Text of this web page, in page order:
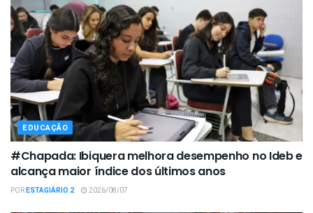
EDUCAÇÃO
#Chapada: Ibiquera melhora desempenho no Ideb e
alcança maior índice dos últimos anos
PORESTAGIÁRIO 2 2026/08/07